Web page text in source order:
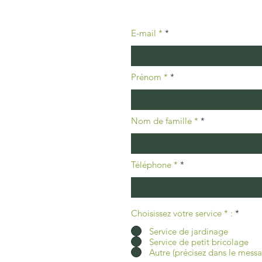
E-mail *
Prénom *
Nom de famille *
Téléphone *
Choisissez votre service * : *
Service de jardinage
Service de petit bricolage
Autre (précisez dans le